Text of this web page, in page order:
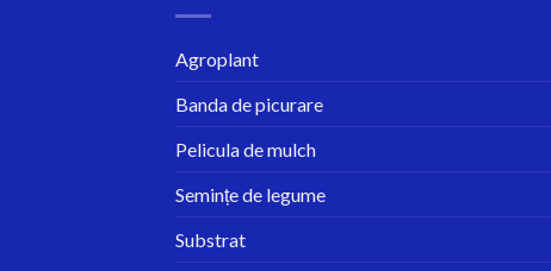
Agroplant
Banda de picurare
Pelicula de mulch
Semințe de legume
Substrat